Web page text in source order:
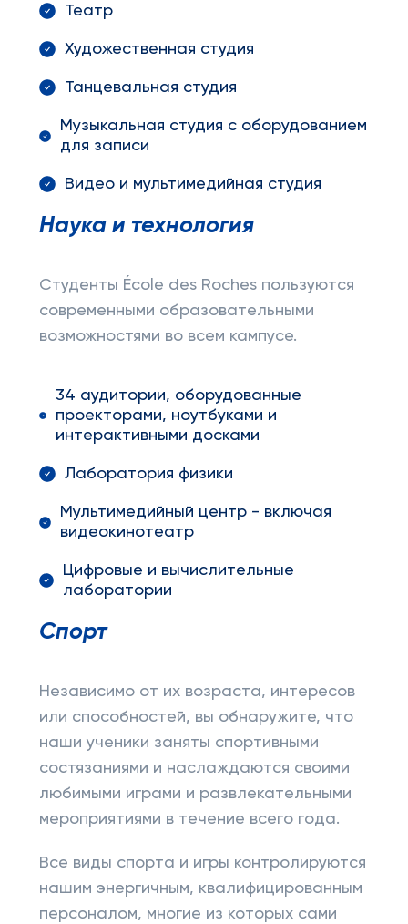
Театр
Художественная студия
Танцевальная студия
Музыкальная студия с оборудованием
для записи
Видео и мультимедийная студия
Наука и технология
Студенты École des Roches пользуются
современными образовательными
возможностями во всем кампусе.
34 аудитории, оборудованные
проекторами, ноутбуками и
интерактивными досками
Лаборатория физики
Мультимедийный центр - включая
видеокинотеатр
Цифровые и вычислительные
лаборатории
Спорт
Независимо от их возраста, интересов
или способностей, вы обнаружите, что
наши ученики заняты спортивными
состязаниями и наслаждаются своими
любимыми играми и развлекательными
мероприятиями в течение всего года.
Все виды спорта и игры контролируются
нашим энергичным, квалифицированным
персоналом, многие из которых сами